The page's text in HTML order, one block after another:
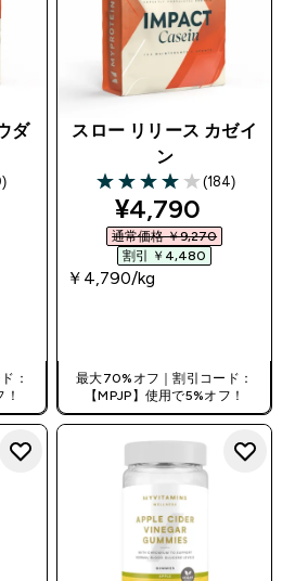
ダ
price
：
スロー リリース カゼイ
ン
4.01 out of 5 stars
(184)
discounted
¥4,790‎
通常価格 ￥9,270‎
割引 ￥4,480‎
￥4,790‎/kg
最大70%オフ｜割引コード：
【MPJP】使用で5%オフ！